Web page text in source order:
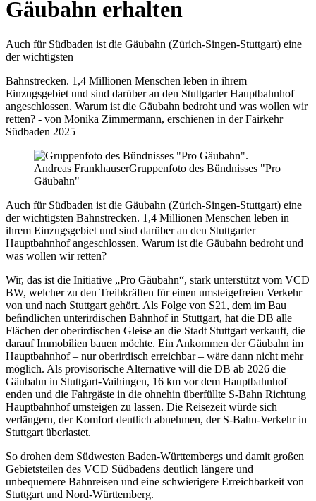
Gäubahn erhalten
Auch für Südbaden ist die Gäubahn (Zürich-Singen-Stuttgart) eine
der wichtigsten
Bahnstrecken. 1,4 Millionen Menschen leben in ihrem
Einzugsgebiet und sind darüber an den Stuttgarter Hauptbahnhof
angeschlossen. Warum ist die Gäubahn bedroht und was wollen wir
retten? - von Monika Zimmermann, erschienen in der Fairkehr
Südbaden 2025
Andreas FrankhauserGruppenfoto des Bündnisses "Pro
Gäubahn"
Auch für Südbaden ist die Gäubahn (Zürich-Singen-Stuttgart) eine
der wichtigsten Bahnstrecken. 1,4 Millionen Menschen leben in
ihrem Einzugsgebiet und sind darüber an den Stuttgarter
Hauptbahnhof angeschlossen. Warum ist die Gäubahn bedroht und
was wollen wir retten?
Wir, das ist die Initiative „Pro Gäubahn“, stark unterstützt vom VCD
BW, welcher zu den Treibkräften für einen umsteigefreien Verkehr
von und nach Stuttgart gehört. Als Folge von S21, dem im Bau
beﬁndlichen unterirdischen Bahnhof in Stuttgart, hat die DB alle
Flächen der oberirdischen Gleise an die Stadt Stuttgart verkauft, die
darauf Immobilien bauen möchte. Ein Ankommen der Gäubahn im
Hauptbahnhof – nur oberirdisch erreichbar – wäre dann nicht mehr
möglich. Als provisorische Alternative will die DB ab 2026 die
Gäubahn in Stuttgart-Vaihingen, 16 km vor dem Hauptbahnhof
enden und die Fahrgäste in die ohnehin überfüllte S-Bahn Richtung
Hauptbahnhof umsteigen zu lassen. Die Reisezeit würde sich
verlängern, der Komfort deutlich abnehmen, der S-Bahn-Verkehr in
Stuttgart überlastet.
So drohen dem Südwesten Baden-Württembergs und damit großen
Gebietsteilen des VCD Südbadens deutlich längere und
unbequemere Bahnreisen und eine schwierigere Erreichbarkeit von
Stuttgart und Nord-Württemberg.